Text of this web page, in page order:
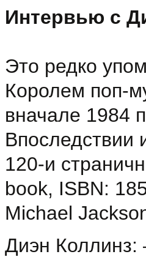
Интервью с
Это редко
Королем поп-
вначале 1984
Впоследствии
120-и
book, ISBN:
Michael
Диэн